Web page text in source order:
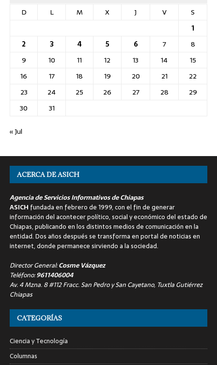
D
L M X J V
S
1
2
3 4 5 6 7
8
9
10 11 12 13 14
15
16
17 18 19 20 21
22
23
24 25 26 27 28
29
30
31
« Jul
ACERCA DE ASICH
Agencia de Servicios Informativos de Chiapas
ASICH fundada en febrero de 1999, con el fin de generar
información del acontecer político, social y económico del estado de
Chiapas, publicando en los distintos medios de comunicación en la
entidad. Dos años después se transforma en portal de noticias en
internet, donde permanece sirviendo a la sociedad.
Director General:Cosme Vázquez
Teléfono:9611406004
Av. 4 Mzna. 8 #112 Fracc. San Pedro y San Cayetano, Tuxtla Gutiérrez
Chiapas
CATEGORÍAS
Ciencia y Tecnología
Columnas